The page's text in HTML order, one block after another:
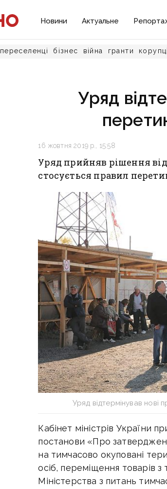
Новини Актуальне
переселенці бізнес війна гранти
Уряд
16 жовтня 2019 р., 15:58
Уряд прийняв рішення
стосується правил
Уряд відтермінував
Кабінет міністрів України
постанови «Про
на тимчасово окуповані
осіб, переміщення товарів
Міністерства з питань